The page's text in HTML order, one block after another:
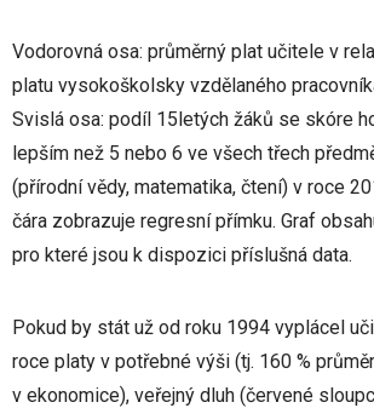
Vodorovná osa: průměrný plat učitele v
platu vysokoškolsky vzdělaného
Svislá osa: podíl 15letých žáků se skóre
lepším než 5 nebo 6 ve všech třech
(přírodní vědy, matematika, čtení) v roce
čára zobrazuje regresní přímku. Graf
pro které jsou k dispozici příslušná data.
Pokud by stát už od roku 1994 vyplácel
roce platy v potřebné výši (tj. 160 %
v ekonomice), veřejný dluh (červené